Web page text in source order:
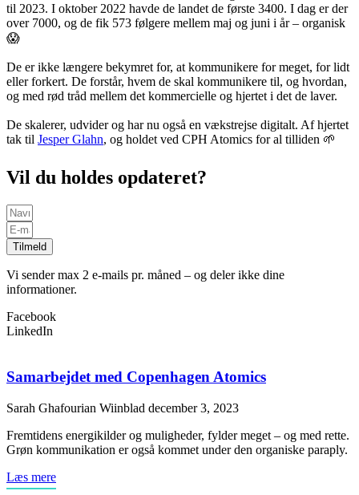
til 2023. I oktober 2022 havde de landet de første 3400. I dag er der
over 7000, og de fik 573 følgere mellem maj og juni i år – organisk
😱
De er ikke længere bekymret for, at kommunikere for meget, for lidt
eller forkert. De forstår, hvem de skal kommunikere til, og hvordan,
og med rød tråd mellem det kommercielle og hjertet i det de laver.
De skalerer, udvider og har nu også en vækstrejse digitalt. Af hjertet
tak til Jesper Glahn, og holdet ved CPH Atomics for al tilliden 🌱
Vil du holdes opdateret?
Tilmeld
Vi sender max 2 e-mails pr. måned – og deler ikke dine
informationer.
Facebook
LinkedIn
Samarbejdet med Copenhagen Atomics
Sarah Ghafourian Wiinblad december 3, 2023
Fremtidens energikilder og muligheder, fylder meget – og med rette.
Grøn kommunikation er også kommet under den organiske paraply.
Læs mere